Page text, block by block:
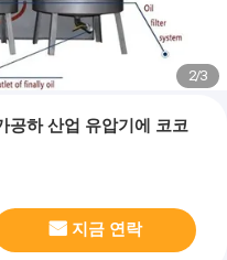
2/3
하 산업 유압기에 코코
지금 연락